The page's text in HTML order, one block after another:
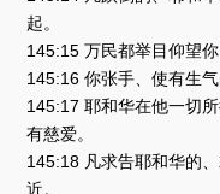
起。
145:15 万民都举目仰望
145:16 你张手、使有生气
145:17 耶和华在他一切
有慈爱。
145:18 凡求告耶和华的
近。